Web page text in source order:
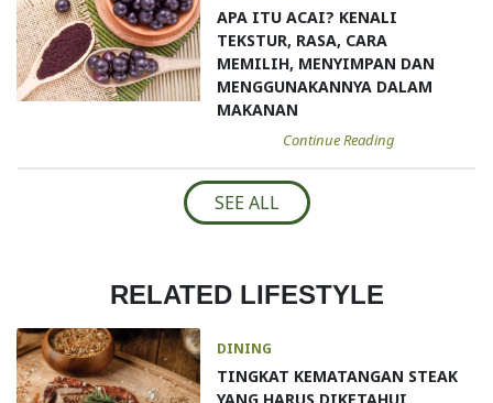
APA ITU ACAI? KENALI
TEKSTUR, RASA, CARA
MEMILIH, MENYIMPAN DAN
MENGGUNAKANNYA DALAM
MAKANAN
Continue Reading
SEE ALL
RELATED LIFESTYLE
DINING
TINGKAT KEMATANGAN STEAK